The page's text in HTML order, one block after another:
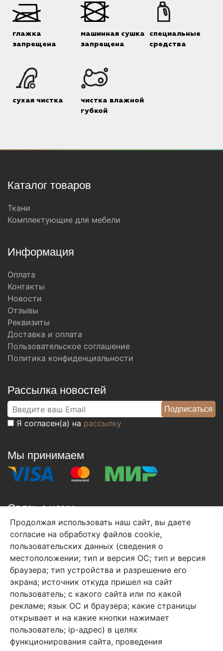
глажка
запрещена
машинная сушка
запрещена
специальные
средства
сухая чистка
чистка влажной
губкой
Каталог товаров
Ткани
Комплектующие для мебели
Информация
Оплата
Контакты
Новости
Отзывы
Реквизиты
Доставка и оплата
Пользовательское соглашение
Политика конфиденциальности
Рассылка новостей
Я согласен(а) на рассылку
Мы принимаем
Связь с нами
+7 (495) 933-38-08
info@arben-textile.ru- оптовые продажи
Арбен текстиль г. Щелково, пер.
1-й Советский д.25, владение 2.
Мы в соц. сетях
Продолжая использовать наш сайт, вы даете
согласие на обработку файлов cookie,
пользовательских данных (сведения о
местоположении; тип и версия ОС; тип и версия
браузера; тип устройства и разрешение его
экрана; источник откуда пришел на сайт
пользователь; с какого сайта или по какой
рекламе; язык ОС и браузера; какие страницы
открывает и на какие кнопки нажимает
пользователь; ip-адрес) в целях
функционирования сайта, проведения